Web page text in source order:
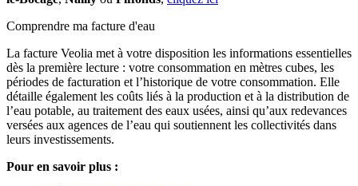
Comprendre ma facture d'eau
La facture Veolia met à votre disposition les informations essentielles
dès la première lecture : votre consommation en mètres cubes, les
périodes de facturation et l’historique de votre consommation. Elle
détaille également les coûts liés à la production et à la distribution de
l’eau potable, au traitement des eaux usées, ainsi qu’aux redevances
versées aux agences de l’eau qui soutiennent les collectivités dans
leurs investissements.
Pour en savoir plus :